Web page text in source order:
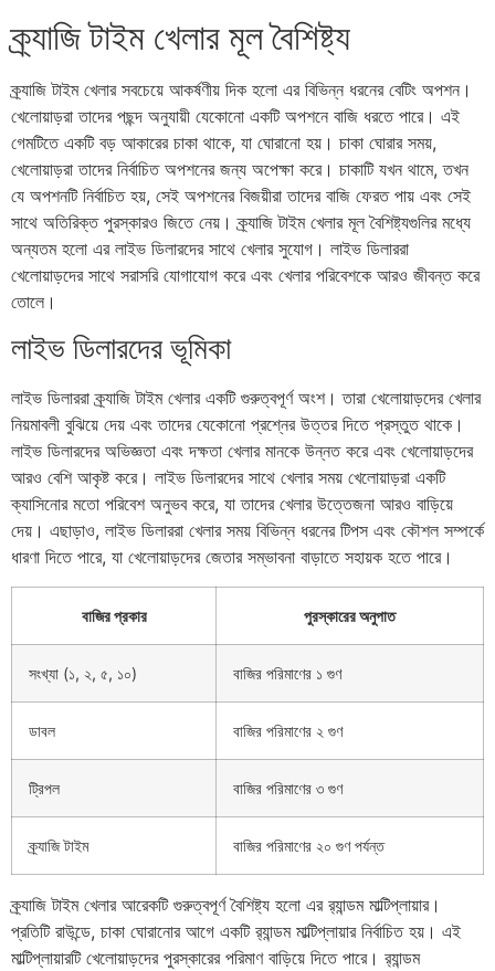
ক্র্যাজি টাইম খেলার মূল বৈশিষ্ট্য
ক্র্যাজি টাইম খেলার সবচেয়ে আকর্ষণীয় দিক হলো এর বিভিন্ন ধরনের বেটিং অপশন।
খেলোয়াড়রা তাদের পছন্দ অনুযায়ী যেকোনো একটি অপশনে বাজি ধরতে পারে। এই
গেমটিতে একটি বড় আকারের চাকা থাকে, যা ঘোরানো হয়। চাকা ঘোরার সময়,
খেলোয়াড়রা তাদের নির্বাচিত অপশনের জন্য অপেক্ষা করে। চাকাটি যখন থামে, তখন
যে অপশনটি নির্বাচিত হয়, সেই অপশনের বিজয়ীরা তাদের বাজি ফেরত পায় এবং সেই
সাথে অতিরিক্ত পুরস্কারও জিতে নেয়। ক্র্যাজি টাইম খেলার মূল বৈশিষ্ট্যগুলির মধ্যে
অন্যতম হলো এর লাইভ ডিলারদের সাথে খেলার সুযোগ। লাইভ ডিলাররা
খেলোয়াড়দের সাথে সরাসরি যোগাযোগ করে এবং খেলার পরিবেশকে আরও জীবন্ত করে
তোলে।
লাইভ ডিলারদের ভূমিকা
লাইভ ডিলাররা ক্র্যাজি টাইম খেলার একটি গুরুত্বপূর্ণ অংশ। তারা খেলোয়াড়দের খেলার
নিয়মাবলী বুঝিয়ে দেয় এবং তাদের যেকোনো প্রশ্নের উত্তর দিতে প্রস্তুত থাকে।
লাইভ ডিলারদের অভিজ্ঞতা এবং দক্ষতা খেলার মানকে উন্নত করে এবং খেলোয়াড়দের
আরও বেশি আকৃষ্ট করে। লাইভ ডিলারদের সাথে খেলার সময় খেলোয়াড়রা একটি
ক্যাসিনোর মতো পরিবেশ অনুভব করে, যা তাদের খেলার উত্তেজনা আরও বাড়িয়ে
দেয়। এছাড়াও, লাইভ ডিলাররা খেলার সময় বিভিন্ন ধরনের টিপস এবং কৌশল সম্পর্কে
ধারণা দিতে পারে, যা খেলোয়াড়দের জেতার সম্ভাবনা বাড়াতে সহায়ক হতে পারে।
বাজির প্রকার পুরস্কারের অনুপাত
সংখ্যা (১, ২, ৫, ১০) বাজির পরিমাণের ১ গুণ
ডাবল বাজির পরিমাণের ২ গুণ
ট্রিপল বাজির পরিমাণের ৩ গুণ
ক্র্যাজি টাইম বাজির পরিমাণের ২০ গুণ পর্যন্ত
ক্র্যাজি টাইম খেলার আরেকটি গুরুত্বপূর্ণ বৈশিষ্ট্য হলো এর র‍্যান্ডম মাল্টিপ্লায়ার।
প্রতিটি রাউন্ডে, চাকা ঘোরানোর আগে একটি র‍্যান্ডম মাল্টিপ্লায়ার নির্বাচিত হয়। এই
মাল্টিপ্লায়ারটি খেলোয়াড়দের পুরস্কারের পরিমাণ বাড়িয়ে দিতে পারে। র‍্যান্ডম